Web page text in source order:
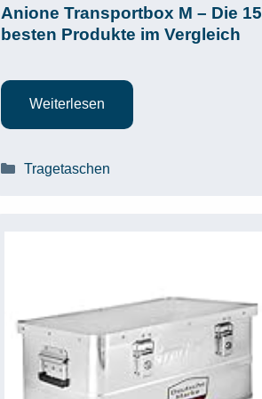
Anione Transportbox M – Die 15
besten Produkte im Vergleich
Weiterlesen
Kategorien
Tragetaschen